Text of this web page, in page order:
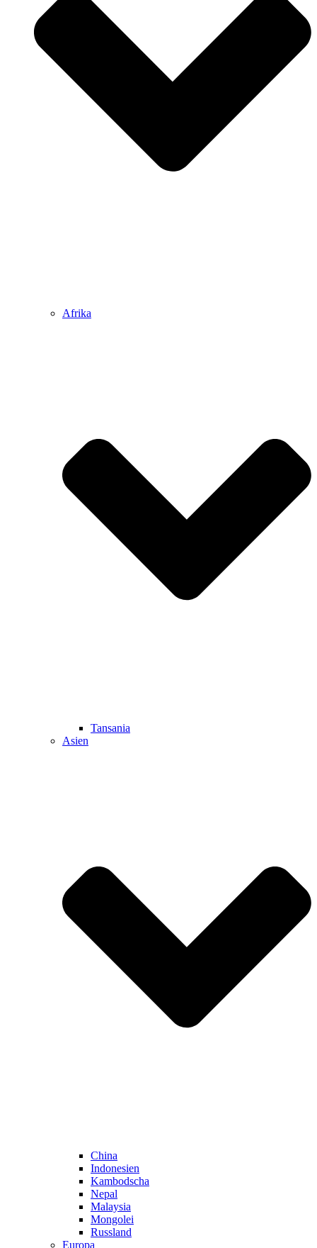
Afrika
Tansania
Asien
China
Indonesien
Kambodscha
Nepal
Malaysia
Mongolei
Russland
Europa